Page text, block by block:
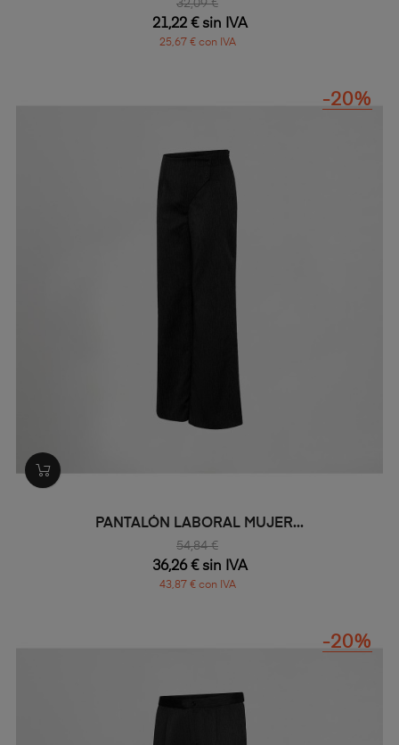
32,09 €
21,22 € sin IVA
25,67 € con IVA
PANTALÓN LABORAL MUJER...
54,84 €
-20%
36,26 € sin IVA
43,87 € con IVA
-20%